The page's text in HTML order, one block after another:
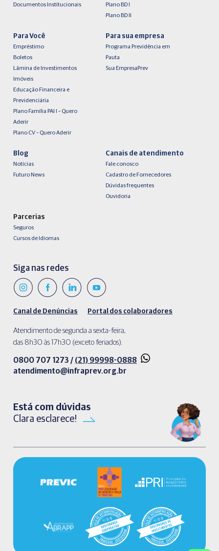
Documentos Institucionais
Plano BD I
Plano BD II
Para Você
Empréstimo
Boletos
Lâmina de Investimentos
Imóveis
Educação Financeira e
Previdenciária
Plano Família PAI I – Quero
Aderir
Plano CV – Quero Aderir
Para sua empresa
Programa Previdência em
Pauta
Sua EmpresaPrev
Blog
Notícias
Futuro News
Canais de atendimento
Fale conosco
Cadastro de Fornecedores
Dúvidas frequentes
Ouvidoria
Parcerias
Seguros
Cursos de Idiomas
Siga nas redes
Canal de Denúncias Portal dos colaboradores
Atendimento de segunda a sexta-feira,
das 8h30 às 17h30 (exceto feriados).
0800 707 1273 / (21) 99998-0888
atendimento@infraprev.org.br​
Está com dúvidas
Clara esclarece!